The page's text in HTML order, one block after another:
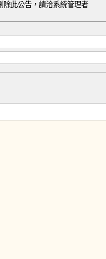
除此公告，請洽系統管理者